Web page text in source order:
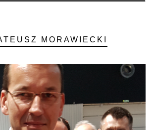
MORAWIECKI